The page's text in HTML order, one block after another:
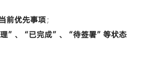
前优先事项；
”、“已完成”、“待签署”等状态